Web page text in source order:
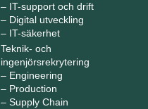
– IT-support och drift
– Digital utveckling
– IT-säkerhet
Teknik- och
ingenjörsrekrytering
– Engineering
– Production
– Supply Chain